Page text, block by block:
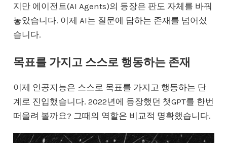
지만 에이전트(AI Agents)의 등장은 판도 자체를 바꿔
놓았습니다. 이제 AI는 질문에 답하는 존재를 넘어섰
습니다.
목표를 가지고 스스로 행동하는 존재
이제 인공지능은 스스로 목표를 가지고 행동하는 단
계로 진입했습니다. 2022년에 등장했던 챗GPT를 한번
떠올려 볼까요? 그때의 역할은 비교적 명확했습니다.